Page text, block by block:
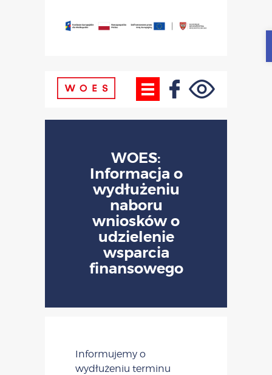
WOES:
Informacja o
wydłużeniu
naboru
wniosków o
udzielenie
wsparcia
finansowego
Informujemy o
wydłużeniu terminu